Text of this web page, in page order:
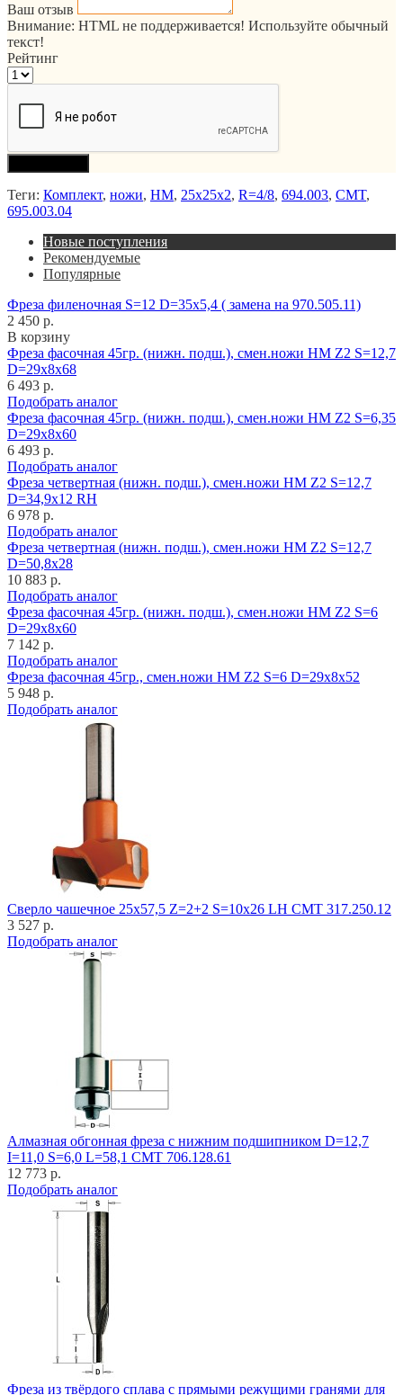
Ваш отзыв
Внимание: HTML не поддерживается! Используйте обычный
текст!
Рейтинг
Теги: Комплект, ножи, HM, 25x25x2, R=4/8, 694.003, CMT,
695.003.04
Новые поступления
Рекомендуемые
Популярные
Фреза филеночная S=12 D=35x5,4 ( замена на 970.505.11)
2 450 р.
В корзину
Фреза фасочная 45гр. (нижн. подш.), смен.ножи HM Z2 S=12,7
D=29x8x68
6 493 р.
Подобрать аналог
Фреза фасочная 45гр. (нижн. подш.), смен.ножи HM Z2 S=6,35
D=29x8x60
6 493 р.
Подобрать аналог
Фреза четвертная (нижн. подш.), смен.ножи HM Z2 S=12,7
D=34,9x12 RH
6 978 р.
Подобрать аналог
Фреза четвертная (нижн. подш.), смен.ножи HM Z2 S=12,7
D=50,8x28
10 883 р.
Подобрать аналог
Фреза фасочная 45гр. (нижн. подш.), смен.ножи HM Z2 S=6
D=29x8x60
7 142 р.
Подобрать аналог
Фреза фасочная 45гр., смен.ножи HM Z2 S=6 D=29x8x52
5 948 р.
Подобрать аналог
Cверло чашечное 25x57,5 Z=2+2 S=10x26 LH CMT 317.250.12
3 527 р.
Подобрать аналог
Алмазная обгонная фреза с нижним подшипником D=12,7
I=11,0 S=6,0 L=58,1 CMT 706.128.61
12 773 р.
Подобрать аналог
Фреза из твёрдого сплава с прямыми режущими гранями для